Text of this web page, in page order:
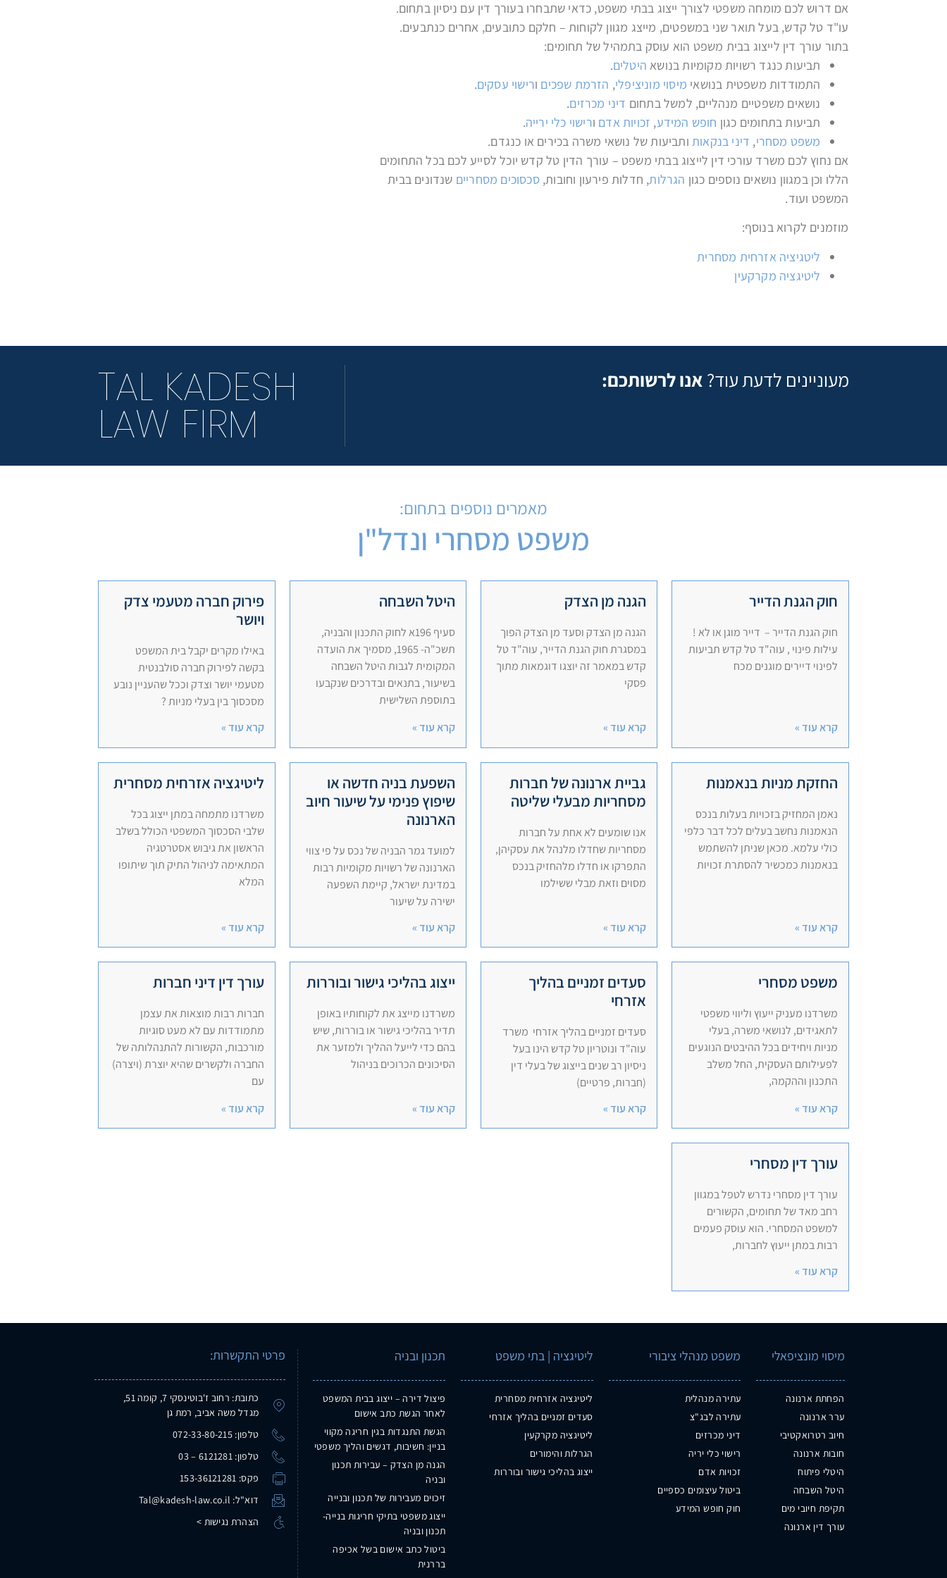
אם דרוש לכם מומחה משפטי לצורך ייצוג בבתי משפט, כדאי שתבחרו בעורך דין עם ניסיון בתחום.
עו"ד טל קדש, בעל תואר שני במשפטים, מייצג מגוון לקוחות – חלקם כתובעים, אחרים כנתבעים.
בתור עורך דין לייצוג בבית משפט הוא עוסק בתמהיל של תחומים:
תביעות כנגד רשויות מקומיות בנושא היטלים.
התמודדות משפטית בנושאי מיסוי מוניציפלי, הזרמת שפכים ורישוי עסקים.
נושאים משפטיים מנהליים, למשל בתחום דיני מכרזים.
תביעות בתחומים כגון חופש המידע, זכויות אדם ורישוי כלי ירייה.
משפט מסחרי, דיני בנקאות ותביעות של נושאי משרה בכירים או כנגדם.
אם נחוץ לכם משרד עורכי דין לייצוג בבתי משפט – עורך הדין טל קדש יוכל לסייע לכם בכל התחומים
הללו וכן במגוון נושאים נוספים כגון הגרלות, חדלות פירעון וחובות,סכסוכים מסחריים שנדונים בבית
המשפט ועוד.
מוזמנים לקרוא בנוסף:
ליטגיציה אזרחית מסחרית
ליטיגציה מקרקעין
לקריאה
מעוניינים לדעת עוד? אנו לרשותכם: TAL KADESH
LAW FIRM
מאמרים נוספים בתחום:
משפט מסחרי ונדל"ן
חוק הגנת הדייר
חוק הגנת הדייר – דייר מוגן או לא !
עילות פינוי , עוה"ד טל קדש תביעות
לפינוי דיירים מוגנים מכח
קרא עוד »
הגנה מן הצדק
הגנה מן הצדק וסעד מן הצדק הפוך
במסגרת חוק הגנת הדייר, עוה"ד טל
קדש במאמר זה יוצגו דוגמאות מתוך
פסקי
קרא עוד »
היטל השבחה
סעיף 196א לחוק התכנון והבניה,
תשכ"ה- 1965, מסמיך את הועדה
המקומית לגבות היטל השבחה
בשיעור, בתנאים ובדרכים שנקבעו
בתוספת השלישית
קרא עוד »
פירוק חברה מטעמי צדק
ויושר
באילו מקרים יקבל בית המשפט
בקשה לפירוק חברה סולבנטית
מטעמי יושר וצדק וככל שהעניין נובע
מסכסוך בין בעלי מניות ?
קרא עוד »
החזקת מניות בנאמנות
נאמן המחזיק בזכויות בעלות בנכס
הנאמנות נחשב בעלים לכל דבר כלפי
כולי עלמא. מכאן שניתן להשתמש
בנאמנות כמכשיר להסתרת זכויות
קרא עוד »
גביית ארנונה של חברות
מסחריות מבעלי שליטה
אנו שומעים לא אחת על חברות
מסחריות שחדלו מלנהל את עסקיהן,
התפרקו או חדלו מלהחזיק בנכס
מסוים וזאת מבלי ששילמו
קרא עוד »
השפעת בניה חדשה או
שיפוץ פנימי על שיעור חיוב
הארנונה
למועד גמר הבניה של נכס על פי צווי
הארנונה של רשויות מקומיות רבות
במדינת ישראל, קיימת השפעה
ישירה על שיעור
קרא עוד »
ליטיגציה אזרחית מסחרית
משרדנו מתמחה במתן ייצוג בכל
שלבי הסכסוך המשפטי הכולל בשלב
הראשון את גיבוש אסטרטגיה
המתאימה לניהול התיק תוך שיתופו
המלא
קרא עוד »
משפט מסחרי
משרדנו מעניק ייעוץ וליווי משפטי
לתאגידים, לנושאי משרה, בעלי
מניות ויחידים בכל ההיבטים הנוגעים
לפעילותם העסקית, החל משלב
התכנון וההקמה,
קרא עוד »
סעדים זמניים בהליך
אזרחי
סעדים זמניים בהליך אזרחי משרד
עוה"ד ונוטריון טל קדש הינו בעל
ניסיון רב שנים בייצוג של בעלי דין
(חברות, פרטיים)
קרא עוד »
ייצוג בהליכי גישור ובוררות
משרדנו מייצג את לקוחותיו באופן
תדיר בהליכי גישור או בוררות, שיש
בהם כדי לייעל ההליך ולמזער את
הסיכונים הכרוכים בניהול
קרא עוד »
עורך דין דיני חברות
חברות רבות מוצאות את עצמן
מתמודדות עם לא מעט סוגיות
מורכבות, הקשורות להתנהלותה של
החברה ולקשרים שהיא יוצרת (ויצרה)
עם
קרא עוד »
עורך דין מסחרי
עורך דין מסחרי נדרש לטפל במגוון
רחב מאד של תחומים, הקשורים
למשפט המסחרי. הוא עוסק פעמים
רבות במתן ייעוץ לחברות,
קרא עוד »
מיסוי מונציפאלי
הפחתת ארנונה
ערר ארנונה
חיוב רטרואקטיבי
חובות ארנונה
היטלי פיתוח
היטל השבחה
תקיפת חיובי מים
עורך דין ארנונה
משפט מנהלי ציבורי
עתירה מנהלית
עתירה לבג"צ
דיני מכרזים
רישוי כלי יריה
זכויות אדם
ביטול עיצומים כספיים
חוק חופש המידע
ליטיגציה | בתי משפט
ליטיגציה אזרחית מסחרית
סעדים זמניים בהליך אזרחי
ליטיגציה מקרקעין
הגרלות והימורים
ייצוג בהליכי גישור ובוררות
תכנון ובניה
פיצול דירה – ייצוג בבית המשפט
לאחר הגשת כתב אישום
הגשת התנגדות בגין חריגה מקווי
בניין: חשיבות, דגשים והליך משפטי
הגנה מן הצדק – עבירות תכנון
ובניה
זיכוים מעבירות של תכנון ובנייה
ייצוג משפטי בתיקי חריגות בנייה-
תכנון ובניה
ביטול כתב אישום בשל אכיפה
בררנית
פרטי התקשרות:
כתובת: רחוב ז'בוטינסקי 7, קומה 51,
מגדל משה אביב, רמת גן
טלפון: 072-33-80-215
טלפון: 6121281 – 03
פקס: 153-36121281
דוא"ל: Tal@kadesh-law.co.il
הצהרת נגישות >